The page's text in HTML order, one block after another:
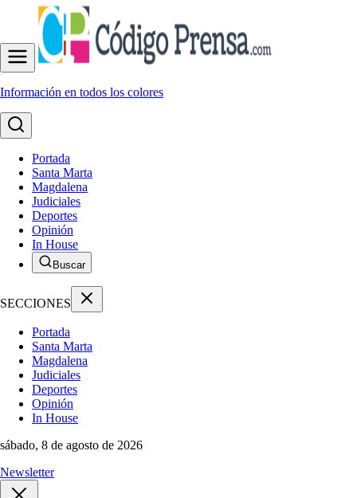
Información en todos los colores
Portada
Santa Marta
Magdalena
Judiciales
Deportes
Opinión
In House
Buscar
SECCIONES
Portada
Santa Marta
Magdalena
Judiciales
Deportes
Opinión
In House
sábado, 8 de agosto de 2026
Newsletter